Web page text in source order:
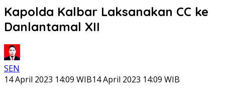
Kapolda Kalbar Laksanakan CC ke
Danlantamal XII
SEN
14 April 2023 14:09 WIB14 April 2023 14:09 WIB